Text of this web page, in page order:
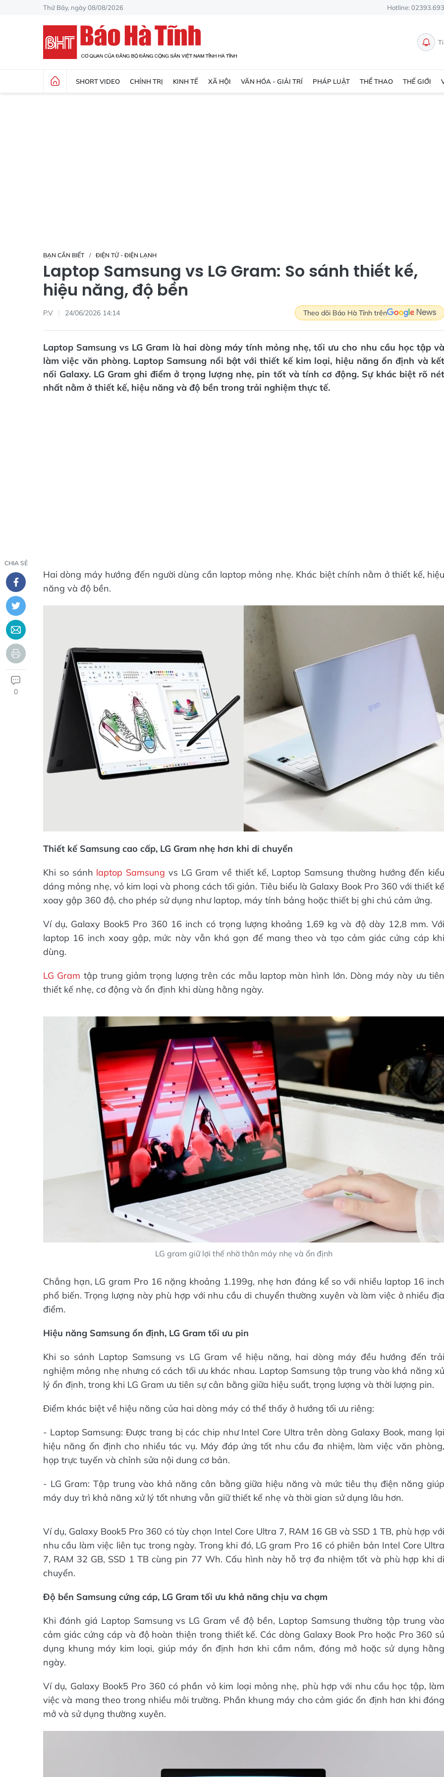
Thứ Bảy, ngày 08/08/2026 Hotline:
SHORT VIDEO CHÍNH TRỊ KINH TẾ XÃ HỘI VĂN HÓA - GIẢI TRÍ PHÁP LUẬT THỂ THAO THẾ GIỚI
BẠN CẦN BIẾT ĐIỆN TỬ - ĐIỆN LẠNH
Laptop Samsung vs LG Gram: So sánh thiết kế,
hiệu năng, độ bền
P.V 24/06/2026 14:14 Theo dõi Báo Hà Tĩnh trên
Laptop Samsung vs LG Gram là hai dòng máy tính mỏng nhẹ, tối ưu cho nhu cầu học tập và
làm việc văn phòng. Laptop Samsung nổi bật với thiết kế kim loại, hiệu năng ổn định và kết
nối Galaxy. LG Gram ghi điểm ở trọng lượng nhẹ, pin tốt và tính cơ động. Sự khác biệt rõ nét
nhất nằm ở thiết kế, hiệu năng và độ bền trong trải nghiệm thực tế.
CHIA SẺ
0
Hai dòng máy hướng đến người dùng cần laptop mỏng nhẹ. Khác biệt chính nằm ở thiết kế, hiệu
năng và độ bền.
Thiết kế Samsung cao cấp, LG Gram nhẹ hơn khi di chuyển
Khi so sánh laptop Samsung vs LG Gram về thiết kế, Laptop Samsung thường hướng đến kiểu
dáng mỏng nhẹ, vỏ kim loại và phong cách tối giản. Tiêu biểu là Galaxy Book Pro 360 với thiết kế
xoay gập 360 độ, cho phép sử dụng như laptop, máy tính bảng hoặc thiết bị ghi chú cảm ứng.
Ví dụ, Galaxy Book5 Pro 360 16 inch có trọng lượng khoảng 1,69 kg và độ dày 12,8 mm. Với
laptop 16 inch xoay gập, mức này vẫn khá gọn để mang theo và tạo cảm giác cứng cáp khi
dùng.
LG Gram tập trung giảm trọng lượng trên các mẫu laptop màn hình lớn. Dòng máy này ưu
thiết kế nhẹ, cơ động và ổn định khi dùng hằng ngày.
LG gram giữ lợi thế nhờ thân máy nhẹ và ổn định
Chẳng hạn, LG gram Pro 16 nặng khoảng 1.199g, nhẹ hơn đáng kể so với nhiều laptop 16 inch
phổ biến. Trọng lượng này phù hợp với nhu cầu di chuyển thường xuyên và làm việc ở nhiều địa
điểm.
Hiệu năng Samsung ổn định, LG Gram tối ưu pin
Khi so sánh Laptop Samsung vs LG Gram về hiệu năng, hai dòng máy đều hướng đến trải
nghiệm mỏng nhẹ nhưng có cách tối ưu khác nhau. Laptop Samsung tập trung vào khả năng xử
lý ổn định, trong khi LG Gram ưu tiên sự cân bằng giữa hiệu suất, trọng lượng và thời lượng pin.
Điểm khác biệt về hiệu năng của hai dòng máy có thể thấy ở hướng tối ưu riêng:
- Laptop Samsung: Được trang bị các chip như Intel Core Ultra trên dòng Galaxy Book, mang lại
hiệu năng ổn định cho nhiều tác vụ. Máy đáp ứng tốt nhu cầu đa nhiệm, làm việc văn phòng,
họp trực tuyến và chỉnh sửa nội dung cơ bản.
- LG Gram: Tập trung vào khả năng cân bằng giữa hiệu năng và mức tiêu thụ điện năng giúp
máy duy trì khả năng xử lý tốt nhưng vẫn giữ thiết kế nhẹ và thời gian sử dụng lâu hơn.
Ví dụ, Galaxy Book5 Pro 360 có tùy chọn Intel Core Ultra 7, RAM 16 GB và SSD 1 TB, phù hợp với
nhu cầu làm việc liên tục trong ngày. Trong khi đó, LG gram Pro 16 có phiên bản Intel Core Ultra
7, RAM 32 GB, SSD 1 TB cùng pin 77 Wh. Cấu hình này hỗ trợ đa nhiệm tốt và phù hợp khi di
chuyển.
Độ bền Samsung cứng cáp, LG Gram tối ưu khả năng chịu va chạm
Khi đánh giá Laptop Samsung vs LG Gram về độ bền, Laptop Samsung thường tập trung vào
cảm giác cứng cáp và độ hoàn thiện trong thiết kế. Các dòng Galaxy Book Pro hoặc Pro 360 sử
dụng khung máy kim loại, giúp máy ổn định hơn khi cầm nắm, đóng mở hoặc sử dụng hằng
ngày.
Ví dụ, Galaxy Book5 Pro 360 có phần vỏ kim loại mỏng nhẹ, phù hợp với nhu cầu học tập, làm
việc và mang theo trong nhiều môi trường. Phần khung máy cho cảm giác ổn định hơn khi đóng
mở và sử dụng thường xuyên.